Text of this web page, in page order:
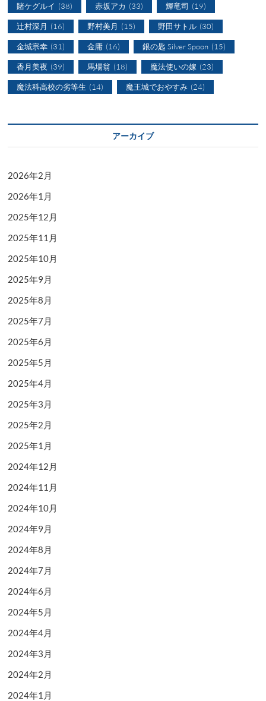
賭ケグルイ (38) 赤坂アカ (33) 輝竜司 (19)
辻村深月 (16) 野村美月 (15) 野田サトル (30)
金城宗幸 (31) 金庸 (16) 銀の匙 Silver Spoon (15)
香月美夜 (39) 馬場翁 (18) 魔法使いの嫁 (23)
魔法科高校の劣等生 (14) 魔王城でおやすみ (24)
アーカイブ
2026年2月
2026年1月
2025年12月
2025年11月
2025年10月
2025年9月
2025年8月
2025年7月
2025年6月
2025年5月
2025年4月
2025年3月
2025年2月
2025年1月
2024年12月
2024年11月
2024年10月
2024年9月
2024年8月
2024年7月
2024年6月
2024年5月
2024年4月
2024年3月
2024年2月
2024年1月